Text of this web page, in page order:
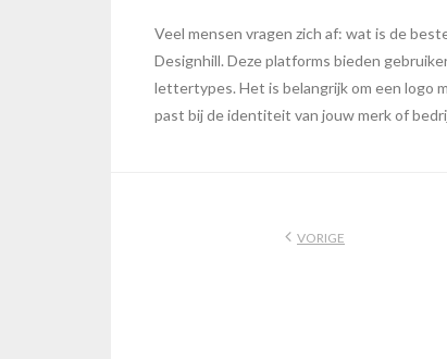
Veel mensen vragen zich af: wat is de
Designhill. Deze platforms bieden
lettertypes. Het is belangrijk om een logo
past bij de identiteit van jouw merk of
VORIGE